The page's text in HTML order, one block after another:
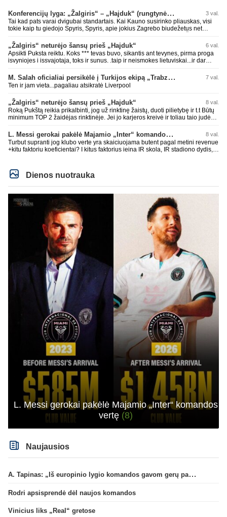
Konferencijų lyga: „Žalgiris“ – „Hajduk“ (rungtynės tiesiogiai) 3 val.
Tai kad pats varai dvigubai standartais. Kai Kauno susirinko pliauskas, visi
tokie kaip tu giedojo Spyris, Spyris, apie jokius Zagrebo biudežetus net
daug didesnis. Tfu ant tokių.
„Žalgiris“ neturėjo šansų prieš „Hajduk“ 6 val.
Apsikti Puksta reiktu. Koks *** tevas buvo, sikantis ant tevynes, pirma proga
isvyniojes i issvajotaja, toks ir sunus. .taip ir neismokes lietuviskai...ir dar
laurynas ikalbins
M. Salah oficialiai persikėlė į Turkijos ekipą „Trabzonspor“ 7 val.
Ten ir jam vieta...pagaliau atsikratė Liverpool
„Žalgiris“ neturėjo šansų prieš „Hajduk“ 8 val.
Roką Pukštą reikia prikalbinti, jog už rinktinę žaistų, duoti pilietybę ir t.t Būtų
minimum TOP 2 žaidėjas rinktinėje. Jei jo karjeros kreivė ir toliau taio judės,
L. Messi gerokai pakėlė Majamio „Inter“ komandos vertę 8 val.
Turbut supranti jog klubo verte yra skaiciuojama butent pagal metini revenue
+kitu faktoriu koeficientai? I kitus faktorius ieina IR skola, IR stadiono dydis,
milzinisko klubo vertes suoli siemet. Be to, tie 200 pamineti cia yra visiskai
on-point, jeigu jau musu mylimas D. prasneko apie klubo vertes kelima, arba
CR atveju - numusima.
Dienos nuotrauka
L. Messi gerokai pakėlė Majamio „Inter“ komandos
vertę (8)
Naujausios
A. Tapinas: „Iš europinio lygio komandos gavom gerų pamokų“
Rodri apsisprendė dėl naujos komandos
Vinicius liks „Real“ gretose